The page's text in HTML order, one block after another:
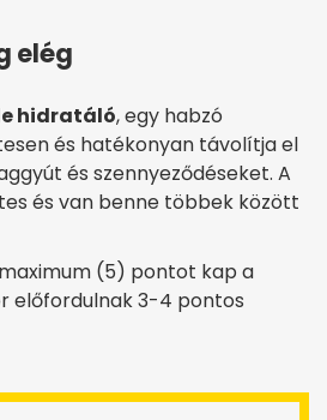
elég
hidratáló, egy habzó
és hatékonyan távolítja el
és szennyeződéseket. A
és van benne többek között
(5) pontot kap a
előfordulnak 3-4 pontos